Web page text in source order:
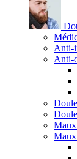
Anti-
Anti-
Maux
Maux